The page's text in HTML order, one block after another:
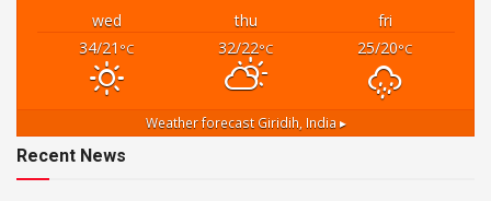
wed thu
fri
34/21 °C 32/22°C 25/20°C
Weather forecast Giridih, India ▸
Recent News